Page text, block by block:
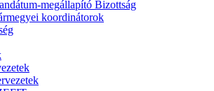
megállapító Bizottság
koordinátorok